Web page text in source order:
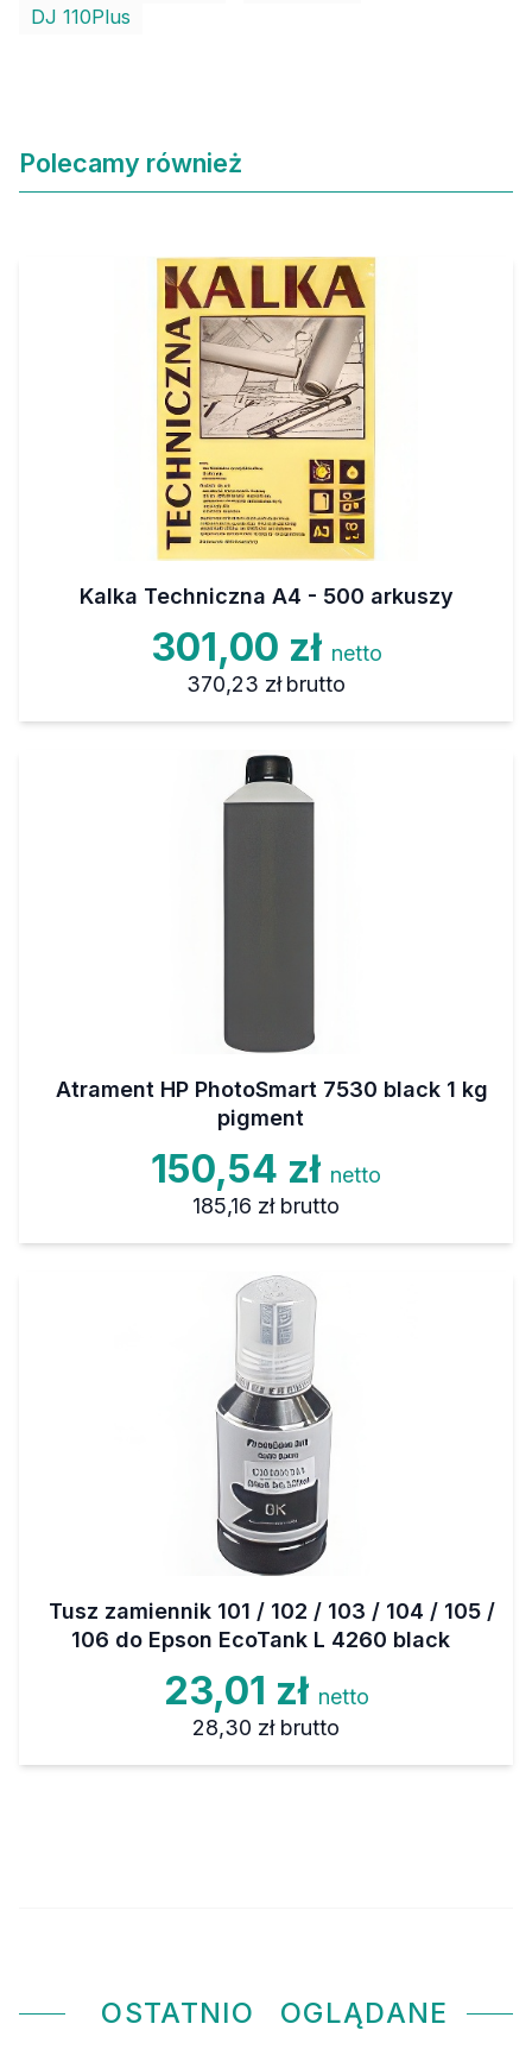
DJ 110Plus
Polecamy również
Kalka Techniczna A4 - 500 arkuszy
301,00 zł netto
370,23 zł brutto
Atrament HP PhotoSmart 7530 black 1 kg
pigment
150,54 zł netto
185,16 zł brutto
Tusz zamiennik 101 / 102 / 103 / 104 / 105 /
106 do Epson EcoTank L 4260 black
23,01 zł netto
28,30 zł brutto
OSTATNIO OGLĄDANE